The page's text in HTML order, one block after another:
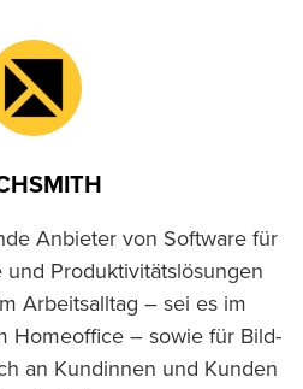
Anbieter von Software für
Produktivitätslösungen
Arbeitsalltag – sei es im
Homeoffice – sowie für Bild-
an Kundinnen und Kunden